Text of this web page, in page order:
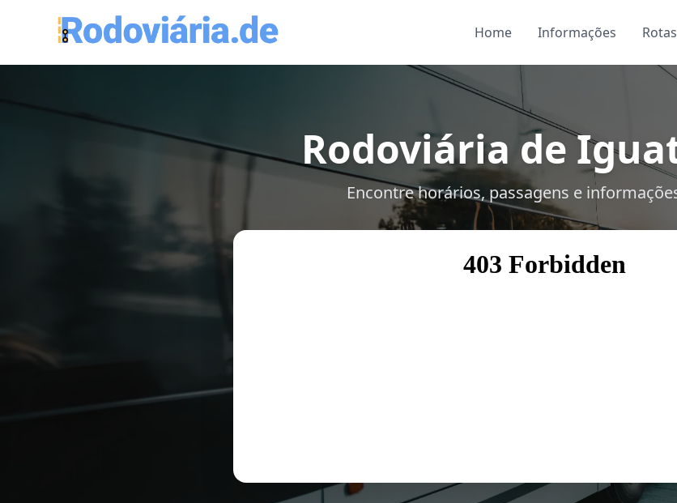
Home Informações Rotas
Rodoviária de
Encontre horários, passagens e